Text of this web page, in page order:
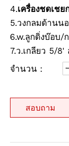
4.เครื่องชดเช
5.วงกลมด้านน
6.w.ลูกดิ่งบ๊อบ/
7.ว.เกลียว 5/
จำนวน：
สอบถาม